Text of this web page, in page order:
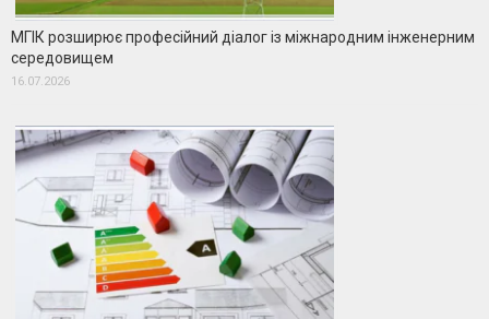
МГІК розширює професійний діалог із міжнародним інженерним
середовищем
16.07.2026